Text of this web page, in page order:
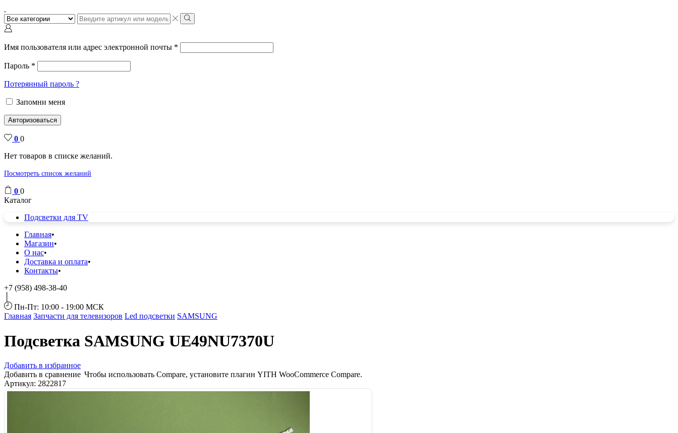
Поиск
ввода
Поиск
Имя пользователя или адрес электронной почты *
Пароль *
Потерянный пароль ?
Запомни меня
Авторизоваться
0 0
Нет товаров в списке желаний.
Посмотреть список желаний
0 0
Каталог
Подсветки для TV
Главная
Магазин
О нас
Доставка и оплата
Контакты
+7 (958) 498-38-40
Пн-Пт: 10:00 - 19:00 МСК
Главная Запчасти для телевизоров Led подсветки SAMSUNG
Подсветка SAMSUNG UЕ49NU7370U
Добавить в избранное
Добавить в сравнение Чтобы использовать Compare, установите плагин YITH WooCommerce Compare.
Артикул: 2822817